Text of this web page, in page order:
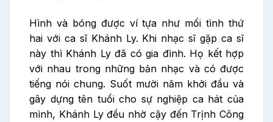
Hình và bóng được ví tựa như mối tình thứ
hai với ca sĩ Khánh Ly. Khi nhạc sĩ gặp ca sĩ
này thì Khánh Ly đã có gia đình. Họ kết hợp
với nhau trong những bản nhạc và có được
tiếng nói chung. Suốt mười năm khởi đầu và
gây dựng tên tuổi cho sự nghiệp ca hát của
mình, Khánh Ly đều nhờ cậy đến Trịnh Công